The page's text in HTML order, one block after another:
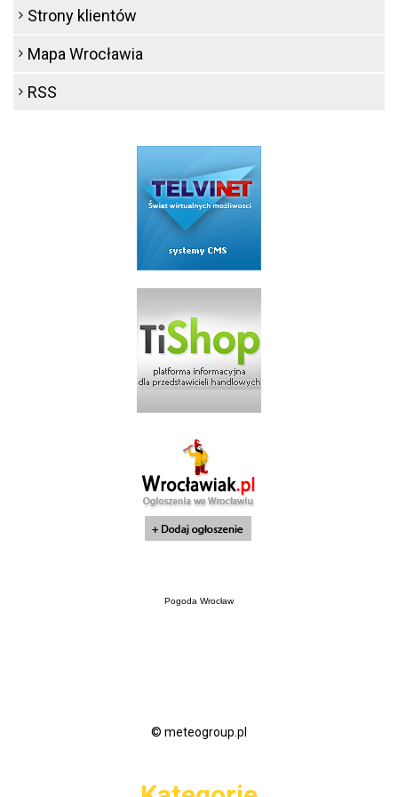
Strony klientów
Mapa Wrocławia
RSS
Pogoda Wrocław
© meteogroup.pl